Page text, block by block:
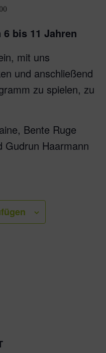
bis 11 Jahren
mit uns
und anschließend
zu spielen, zu
Bente Ruge
Gudrun Haarmann